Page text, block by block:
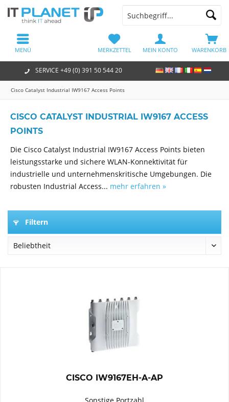
SERVICE +49 (0) 391 50 544 20
WARENKORB
MERKZETTEL MEIN KONTO
MENÜ
Cisco Catalyst Industrial IW9167 Access Points
CISCO CATALYST INDUSTRIAL IW9167 ACCESS
POINTS
Die Cisco Catalyst Industrial IW9167 Access Points bieten
leistungsstarke und sichere WLAN-Konnektivität für
industrielle und unternehmenskritische Umgebungen. Die
robusten Industrial Access... mehr erfahren »
Filtern
CISCO IW9167EH-A-AP